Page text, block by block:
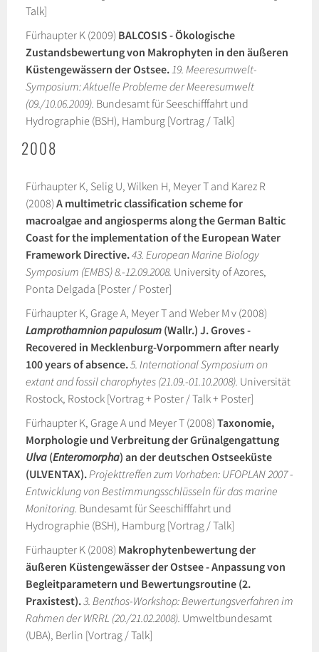
Talk]
Fürhaupter K (2009) BALCOSIS - Ökologische
Zustandsbewertung von Makrophyten in den äußeren
Küstengewässern der Ostsee.19. Meeresumwelt-
Symposium: Aktuelle Probleme der Meeresumwelt
(09./10.06.2009). Bundesamt für Seeschifffahrt und
Hydrographie (BSH), Hamburg [Vortrag / Talk]
2008
Fürhaupter K, Selig U, Wilken H, Meyer T and Karez R
(2008) A multimetric classification scheme for
macroalgae and angiosperms along the German Baltic
Coast for the implementation of the European Water
Framework Directive.43. European Marine Biology
Symposium (EMBS) 8.-12.09.2008. University of Azores,
Ponta Delgada [Poster / Poster]
Fürhaupter K, Grage A, Meyer T and Weber M v (2008)
Lamprothamnion papulosum(Wallr.) J. Groves -
Recovered in Mecklenburg-Vorpommern after nearly
100 years of absence.5. International Symposium on
extant and fossil charophytes (21.09.-01.10.2008). Universität
Rostock, Rostock [Vortrag + Poster / Talk + Poster]
Fürhaupter K, Grage A und Meyer T (2008) Taxonomie,
Morphologie und Verbreitung der Grünalgengattung
Ulva(Enteromorpha) an der deutschen Ostseeküste
(ULVENTAX).Projekttreffen zum Vorhaben: UFOPLAN 2007 -
Entwicklung von Bestimmungsschlüsseln für das marine
Monitoring. Bundesamt für Seeschifffahrt und
Hydrographie (BSH), Hamburg [Vortrag / Talk]
Fürhaupter K (2008) Makrophytenbewertung der
äußeren Küstengewässer der Ostsee - Anpassung von
Begleitparametern und Bewertungsroutine (2.
Praxistest).3. Benthos-Workshop: Bewertungsverfahren im
Rahmen der WRRL (20./21.02.2008). Umweltbundesamt
(UBA), Berlin [Vortrag / Talk]